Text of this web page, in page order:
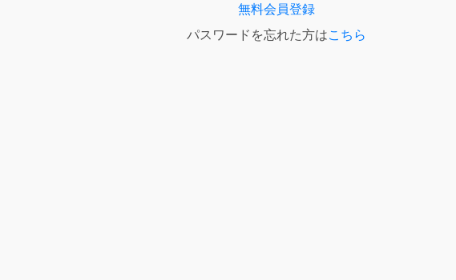
無料会員登録
パスワードを忘れた方はこちら